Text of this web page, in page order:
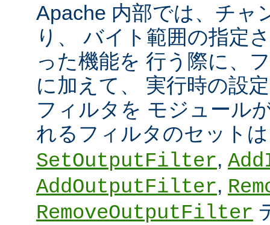
Apache 内部では、チャ
り、 バイト範囲の指定
った機能を 行う際に、
に加えて、 実行時の設
フィルタを モジュール
れるフィルタのセット
SetOutputFilter,
AddOutputFilter,
RemoveOutputFilter